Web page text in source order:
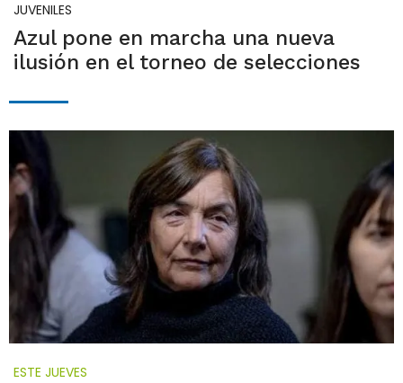
JUVENILES
Azul pone en marcha una nueva
ilusión en el torneo de selecciones
ESTE JUEVES